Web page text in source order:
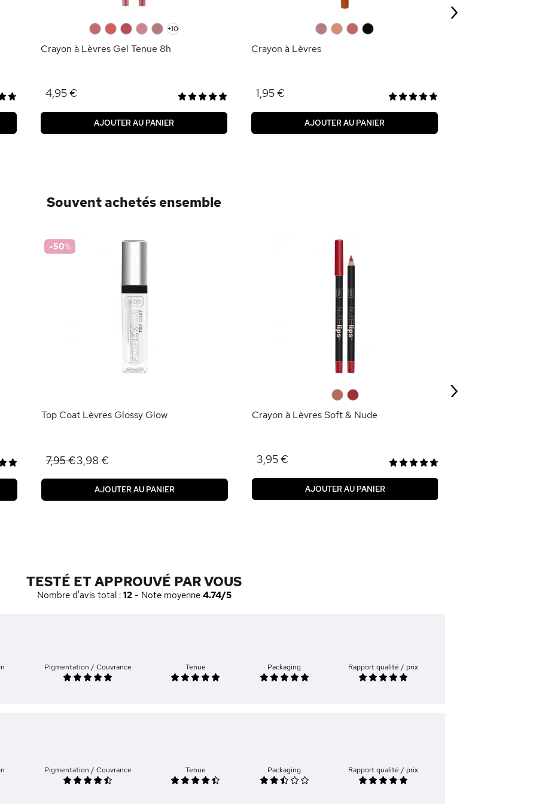
+10
Crayon à Lèvres Gel Tenue 8h
4,95 €
AJOUTER AU PANIER
Crayon à Lèvres
1,95 €
AJOUTER AU PANIER
›
Souvent achetés ensemble
-50%
Top Coat Lèvres Glossy Glow
7,95 €3,98 €
AJOUTER AU PANIER
Crayon à Lèvres Soft & Nude
3,95 €
AJOUTER AU PANIER
›
TESTÉ ET APPROUVÉ PAR VOUS
Nombre d'avis total : 12- Note moyenne 4.74/5
Pigmentation / Couvrance Tenue Packaging Rapport qualité / prix
Pigmentation / Couvrance Tenue Packaging Rapport qualité / prix